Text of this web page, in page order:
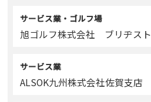
サービス業・ゴルフ場
旭ゴルフ株式会社 ブリヂス
サービス業
ALSOK九州株式会社佐賀支店